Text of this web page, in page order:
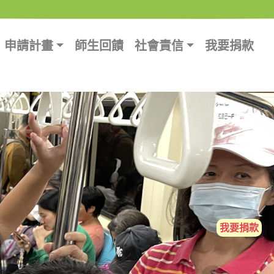
申請計畫 師生回饋 社會責信 我要捐款
我要捐款